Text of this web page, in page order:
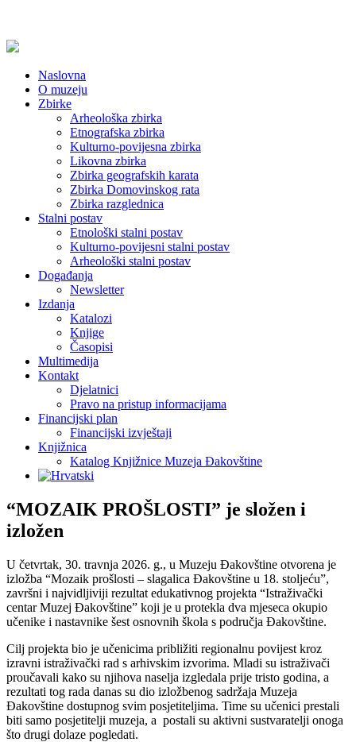
Naslovna
O muzeju
Zbirke
Arheološka zbirka
Etnografska zbirka
Kulturno-povijesna zbirka
Likovna zbirka
Zbirka geografskih karata
Zbirka Domovinskog rata
Zbirka razglednica
Stalni postav
Etnološki stalni postav
Kulturno-povijesni stalni postav
Arheološki stalni postav
Događanja
Newsletter
Izdanja
Katalozi
Knjige
Časopisi
Multimedija
Kontakt
Djelatnici
Pravo na pristup informacijama
Financijski plan
Financijski izvještaji
Knjižnica
Katalog Knjižnice Muzeja Đakovštine
“MOZAIK PROŠLOSTI” je složen i
izložen
U četvrtak, 30. travnja 2026. g., u Muzeju Đakovštine otvorena je
izložba “Mozaik prošlosti – slagalica Đakovštine u 18. stoljeću”,
završni i najvidljiviji rezultat edukativnog projekta “Istraživački
centar Muzej Đakovštine” koji je u protekla dva mjeseca okupio
učenike i nastavnike šest osnovnih škola s područja Đakovštine.
Cilj projekta bio je učenicima približiti regionalnu povijest kroz
izravni istraživački rad s arhivskim izvorima. Mladi su istraživači
proučavali kako su njihova naselja izgledala prije tristo godina, a
rezultati tog rada danas su dio izložbenog sadržaja Muzeja
Đakovštine dostupnog svim posjetiteljima. Time su učenici prestali
biti samo posjetitelji muzeja, a postali su aktivni sustvaratelji onoga
što drugi dolaze pogledati.